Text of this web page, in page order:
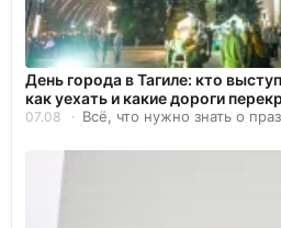
День города в Тагиле: кто
как уехать и какие дороги
07.08 Всё, что нужно знать о